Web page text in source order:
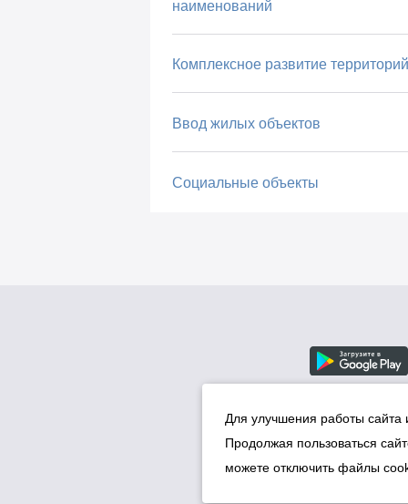
наименований
Комплексное развитие территорий
Ввод жилых объектов
Социальные объекты
Для улучшения работы
Продолжая пользоваться
можете отключить файлы